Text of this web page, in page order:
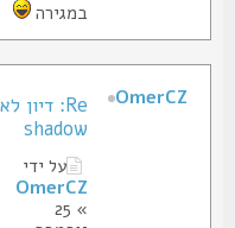
במגירה
shadow
על ידי
OmerCZ
OmerCZ